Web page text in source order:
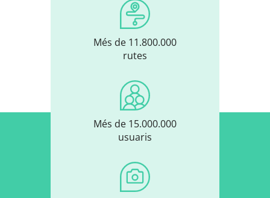
Més de 11.800.000
rutes
Més de 15.000.000
usuaris